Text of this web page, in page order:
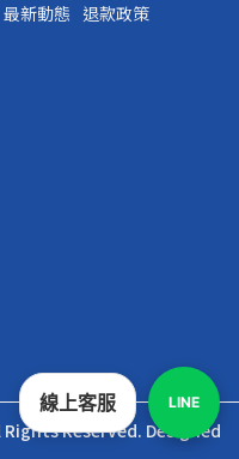
最新動態 退款政策
Rights Reserved. Designed
線上客服 LINE